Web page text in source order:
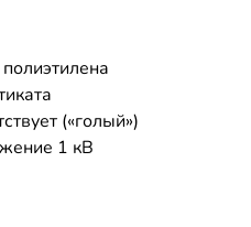
(«голый»)
1 кВ